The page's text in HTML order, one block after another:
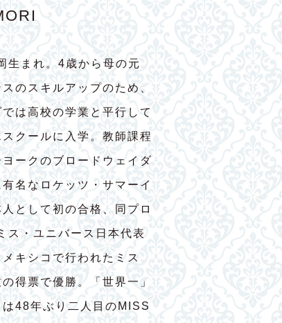
生まれ。4歳から母の元
のスキルアップのため、
は高校の学業と平行して
クールに入学。教師課程
ークのブロードウェイダ
名なロケッツ・サマーイ
として初の合格、同プロ
ス・ユニバース日本代表
キシコで行われたミス
得票で優勝。「世界一」
48年ぶり二人目のMISS